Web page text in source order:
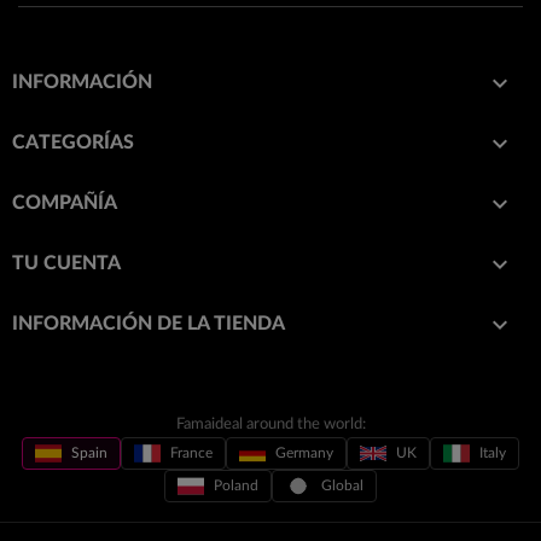
INFORMACIÓN 
CATEGORÍAS 
COMPAÑÍA 
TU CUENTA 
INFORMACIÓN DE LA TIENDA keyboard_arrow_down
Famaideal around the world:
Spain France Germany UK Italy
Poland Global